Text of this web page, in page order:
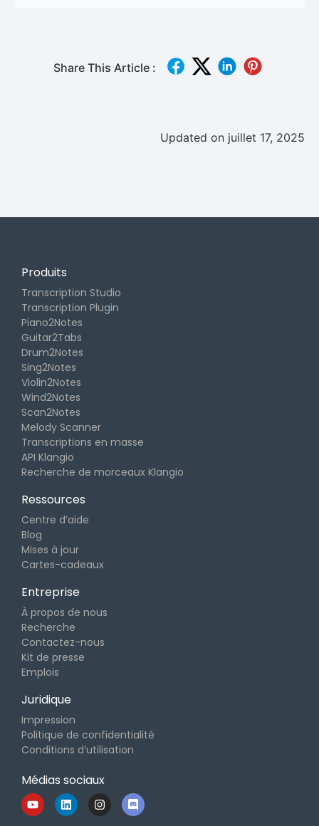
Share This Article :
Updated on juillet 17, 2025
Produits
Transcription Studio
Transcription Plugin
Piano2Notes
Guitar2Tabs
Drum2Notes
Sing2Notes
Violin2Notes
Wind2Notes
Scan2Notes
Melody Scanner
Transcriptions en masse
API Klangio
Recherche de morceaux Klangio
Ressources
Centre d’aide
Blog
Mises à jour
Cartes-cadeaux
Entreprise
À propos de nous
Recherche
Contactez-nous
Kit de presse
Emplois
Juridique
Impression
Politique de confidentialité
Conditions d’utilisation
Médias sociaux